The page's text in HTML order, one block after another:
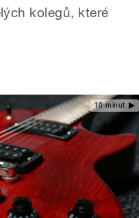
kolegů, které
10 minut